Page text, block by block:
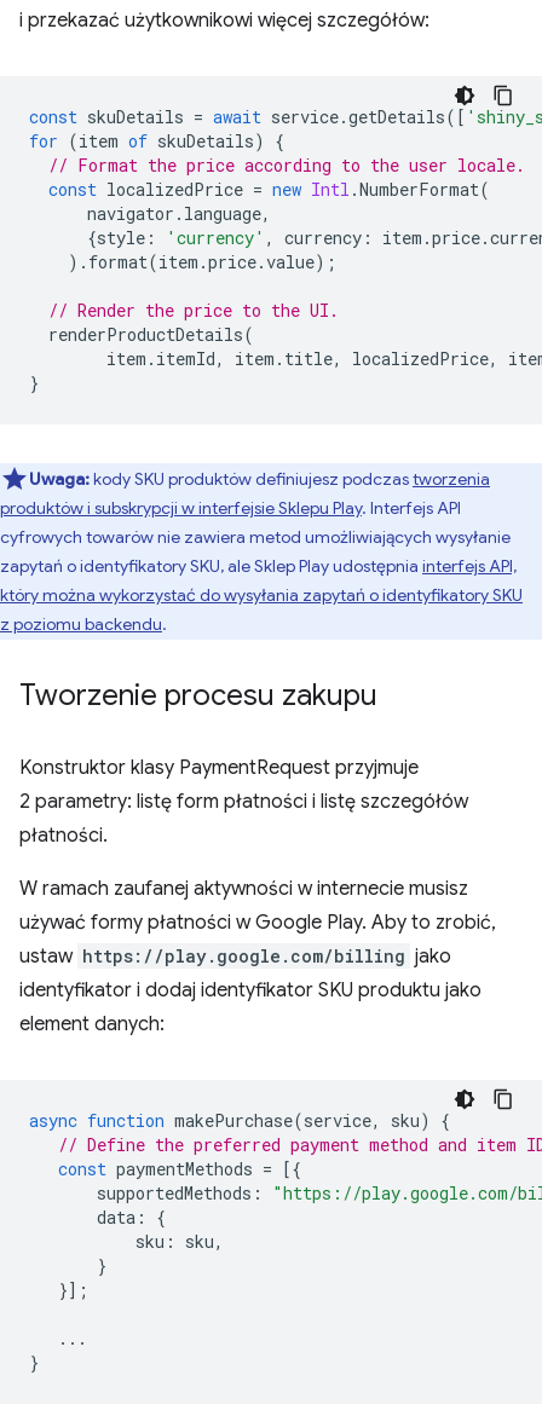
i przekazać użytkownikowi więcej szczegółów:
const skuDetails = await service.getDetails([
for (item of skuDetails)
{
// Format the price according to the user locale.
const localizedPrice = new Intl .NumberFormat(
navigator . language,
{style : 'currency' , currency : item .price.
). format(item .price.value);
// Render the price to the UI.
renderProductDetails(
item . itemId, item . title, localizedPrice,
}
Uwaga:kody SKU produktów definiujesz podczastworzenia
produktów i subskrypcji w interfejsie Sklepu Play. Interfejs API
cyfrowych towarów nie zawiera metod umożliwiających wysyłanie
zapytań o identyfikatory SKU, ale Sklep Play udostępnia interfejs API,
który można wykorzystać do wysyłania zapytań o identyfikatory SKU
z poziomu backendu.
Tworzenie procesu zakupu
Konstruktor klasy PaymentRequest przyjmuje
2 parametry: listę form płatności i listę szczegółów
płatności.
W ramach zaufanej aktywności w internecie musisz
używać formy płatności w Google Play. Aby to zrobić,
ustaw https://play.google.com/billing jako
identyfikator i dodaj identyfikator SKU produktu jako
element danych:
async function makePurchase(service, sku)
{
// Define the preferred payment method and item
const paymentMethods = [{
supportedMethods :
"https://play.google.com/
data :
{
sku : sku,
}
}];
...
}